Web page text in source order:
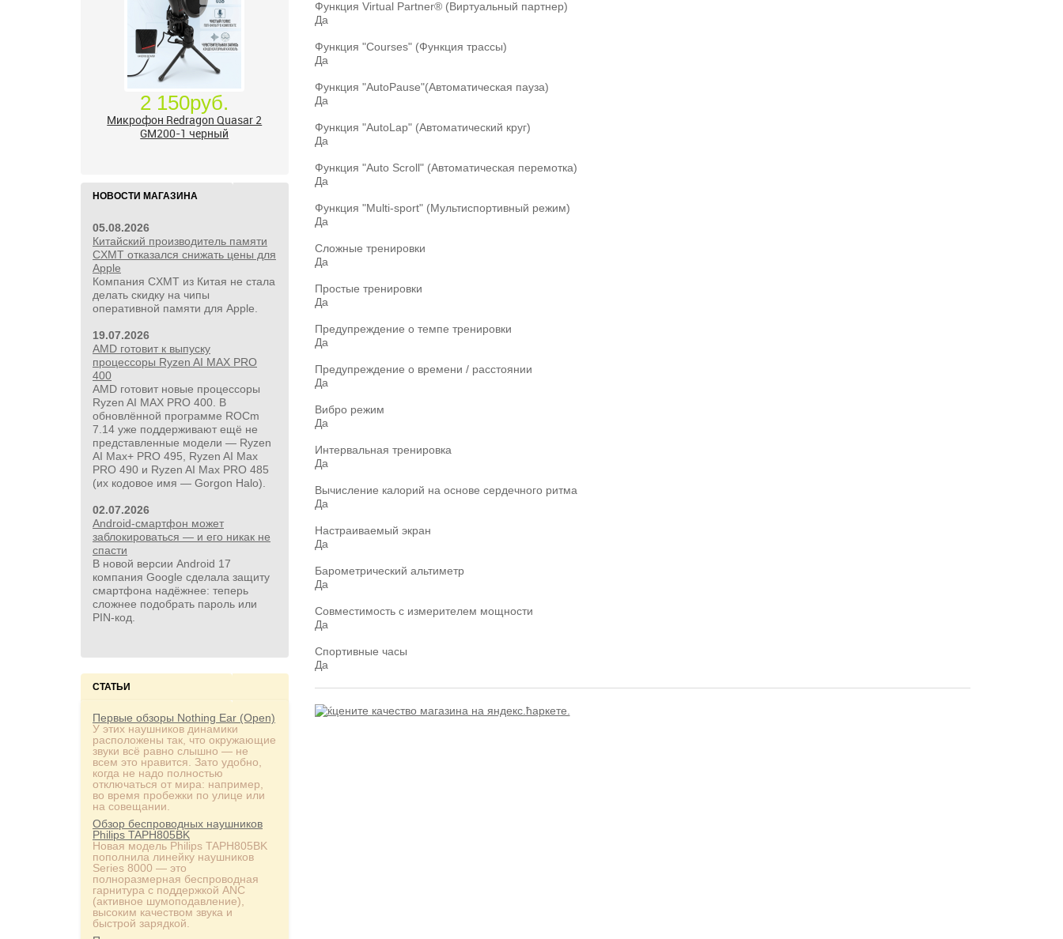
24 000руб.
Аккумуляторная дрель-
шуруповерт Milwaukee M18 Fuel
НОВОСТИ МАГАЗИНА
05.08.2026
Китайский производитель памяти
CXMT отказался снижать цены для
Apple
Компания CXMT из Китая не стала
делать скидку на чипы
оперативной памяти для Apple.
19.07.2026
AMD готовит к выпуску
процессоры Ryzen AI MAX PRO
400
AMD готовит новые процессоры
Ryzen AI MAX PRO 400. В
обновлённой программе ROCm
7.14 уже поддерживают ещё не
представленные модели — Ryzen
AI Max+ PRO 495, Ryzen AI Max
PRO 490 и Ryzen AI Max PRO 485
(их кодовое имя — Gorgon Halo).
02.07.2026
Android-смартфон может
заблокироваться — и его никак не
спасти
В новой версии Android 17
компания Google сделала защиту
смартфона надёжнее: теперь
сложнее подобрать пароль или
PIN‑код.
СТАТЬИ
Первые обзоры Nothing Ear (Open)
У этих наушников динамики
расположены так, что окружающие
звуки всё равно слышно — не
всем это нравится. Зато удобно,
когда не надо полностью
отключаться от мира: например,
во время пробежки по улице или
на совещании.
Обзор беспроводных наушников
Philips TAPH805BK
Новая модель Philips TAPH805BK
пополнила линейку наушников
Series 8000 — это
полноразмерная беспроводная
гарнитура с поддержкой ANC
(активное шумоподавление),
высоким качеством звука и
быстрой зарядкой.
Функция Virtual Partner® (Виртуальный партнер)
Да
Функция "Сourses" (Функция трассы)
Да
Функция "AutoPause"(Автоматическая пауза)
Да
Функция "AutoLap" (Автоматический круг)
Да
Функция "Auto Scroll" (Автоматическая перемотка)
Да
Функция "Multi-sport" (Мультиспортивный режим)
Да
Сложные тренировки
Да
Простые тренировки
Да
Предупреждение о темпе тренировки
Да
Предупреждение о времени / расстоянии
Да
Вибро режим
Да
Интервальная тренировка
Да
Вычисление калорий на основе сердечного ритма
Да
Настраиваемый экран
Да
Барометрический альтиметр
Да
Совместимость с измерителем мощности
Да
Спортивные часы
Да